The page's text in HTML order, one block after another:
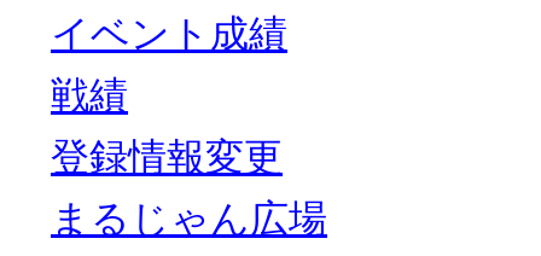
イベント成績
戦績
登録情報変更
まるじゃん広場